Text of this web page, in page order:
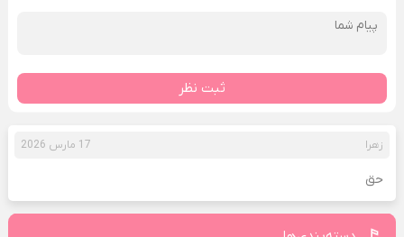
ثبت نظر
زهرا 17 مارس 2026
حق